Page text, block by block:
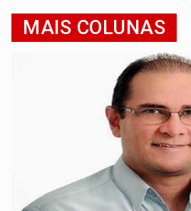
MAIS COLUNAS